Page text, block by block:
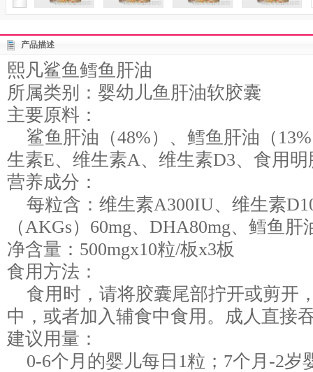
产品描述
熙凡鲨鱼鳕鱼肝油
所属类别：婴幼儿鱼肝油软胶囊
主要原料：
鲨鱼肝油（48%）、鳕鱼肝油（
生素E、维生素A、维生素D3、食用
营养成分：
每粒含：维生素A300IU、维生素
（AKGs）60mg、DHA80mg、鳕鱼
净含量：500mgx10粒/板x3板
食用方法：
食用时，请将胶囊尾部拧开或剪开
中，或者加入辅食中食用。成人直接
建议用量：
0-6个月的婴儿每日1粒；7个月-2岁